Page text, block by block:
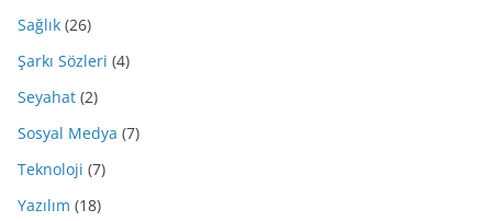
Sağlık (26)
Şarkı Sözleri (4)
Seyahat (2)
Sosyal Medya (7)
Teknoloji (7)
Yazılım (18)